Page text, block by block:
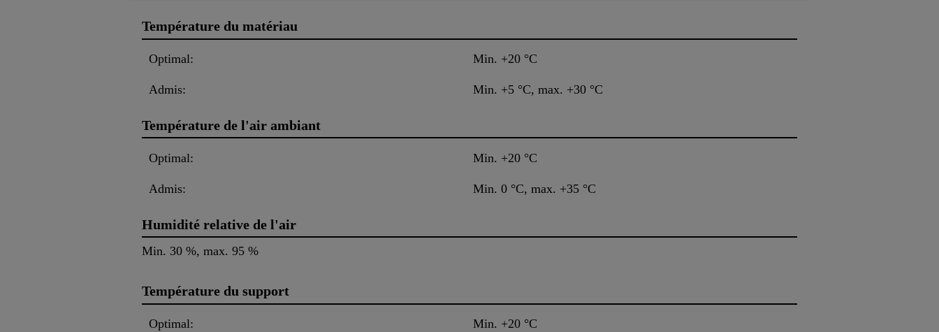
Température du matériau
Optimal: Min. +20 °C
Admis: Min. +5 °C, max. +30 °C
Température de l'air ambiant
Optimal: Min. +20 °C
Admis: Min. 0 °C, max. +35 °C
Humidité relative de l'air
Min. 30 %, max. 95 %
Température du support
Optimal: Min. +20 °C